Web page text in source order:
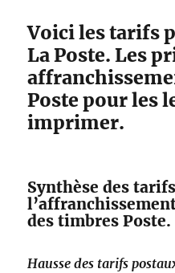
Voici les tarifs
La Poste. Les
Poste pour les
imprimer.
Synthèse des
des timbres Poste.
Hausse des tarifs